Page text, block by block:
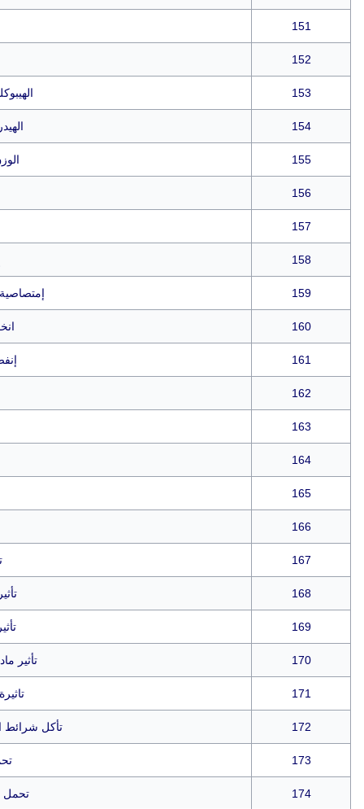
151
152
153
154
155
156
157
158
159
160
161
162
163
164
165
166
167
168
169
170 تأثير
171
172 تأكل شرائط
173
174 تحمل